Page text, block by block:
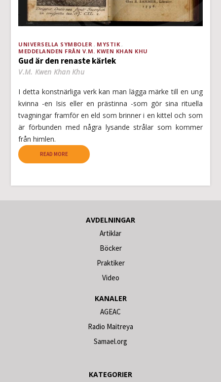
UNIVERSELLA SYMBOLER
MYSTIK
MEDDELANDEN FRÅN V.M. KWEN KHAN KHU
Gud är den renaste kärlek
V.M. Kwen Khan Khu
I detta konstnärliga verk kan man lägga märke till en ung
kvinna -en Isis eller en prästinna -som gör sina rituella
tvagningar framför en eld som brinner i en kittel och som
är förbunden med några lysande strålar som kommer
från himlen.
READ MORE
AVDELNINGAR
Artiklar
Böcker
Praktiker
Video
KANALER
AGEAC
Radio Maitreya
Samael.org
KATEGORIER